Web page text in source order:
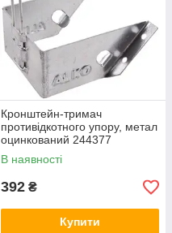
Кронштейн-тримач
противідкотного упору, метал
оцинкований 244377
В наявності
392 ₴
Купити